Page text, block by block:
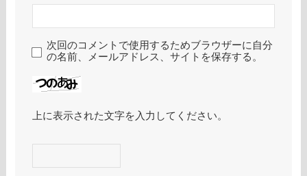
次回のコメントで使用するためブラウザーに自分
の名前、メールアドレス、サイトを保存する。
上に表示された文字を入力してください。